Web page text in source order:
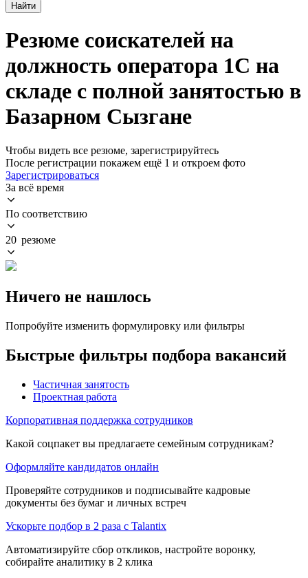
Найти
Резюме соискателей на
должность оператора 1C на
складе с полной занятостью в
Базарном Сызгане
Чтобы видеть все резюме, зарегистрируйтесь
После регистрации покажем ещё 1 и откроем фото
Зарегистрироваться
За всё время
По соответствию
20 резюме
Ничего не нашлось
Попробуйте изменить формулировку или фильтры
Быстрые фильтры подбора вакансий
Частичная занятость
Проектная работа
Корпоративная поддержка сотрудников
Какой соцпакет вы предлагаете семейным сотрудникам?
Оформляйте кандидатов онлайн
Проверяйте сотрудников и подписывайте кадровые
документы без бумаг и личных встреч
Ускорьте подбор в 2 раза с Talantix
Автоматизируйте сбор откликов, настройте воронку,
собирайте аналитику в 2 клика